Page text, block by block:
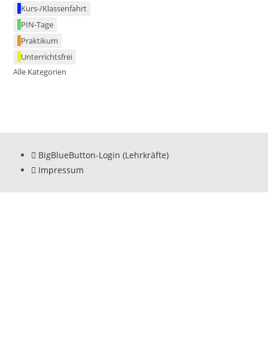
Kurs-/Klassenfahrt
PIN-Tage
Praktikum
Unterrichtsfrei
Alle Kategorien
BigBlueButton-Login (Lehrkräfte)
Impressum